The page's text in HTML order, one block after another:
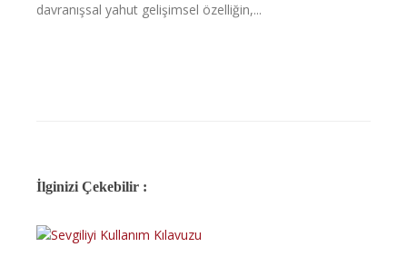
davranışsal yahut gelişimsel özelliğin,...
İlginizi Çekebilir :